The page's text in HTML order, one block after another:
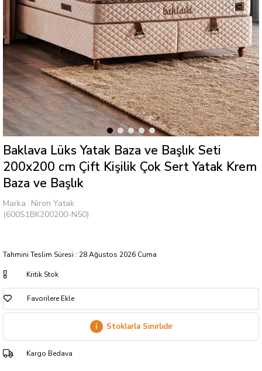
Baklava Lüks Yatak Baza ve Başlık Seti
200x200 cm Çift Kişilik Çok Sert Yatak Krem
Baza ve Başlık
Marka : Niron Yatak
(600S1BK200200-N50)
Tahmini Teslim Süresi : 28 Ağustos 2026 Cuma
Kritik Stok
Favorilere Ekle
i Stoklarla Sınırlıdır
Kargo Bedava